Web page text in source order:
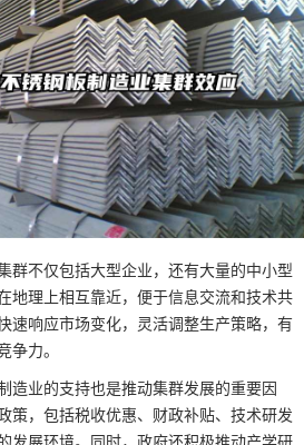
群不仅包括大型企业，还有大量的中小型
地理上相互靠近，便于信息交流和技术共
速响应市场变化，灵活调整生产策略，有
争力。
造业的支持也是推动集群发展的重要因
策，包括税收优惠、财政补贴、技术研发